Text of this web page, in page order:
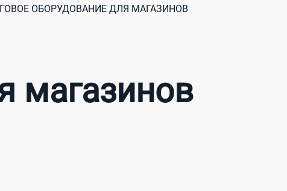
ОБОРУДОВАНИЕ ДЛЯ МАГАЗИНОВ
магазинов